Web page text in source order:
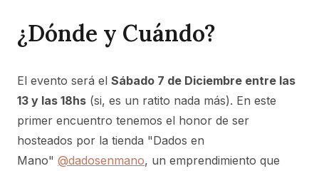
¿Dónde y Cuándo?
El evento será el Sábado 7 de Diciembre entre las
13 y las 18hs (si, es un ratito nada más). En este
primer encuentro tenemos el honor de ser
hosteados por la tienda "Dados en
Mano" @dadosenmano, un emprendimiento que